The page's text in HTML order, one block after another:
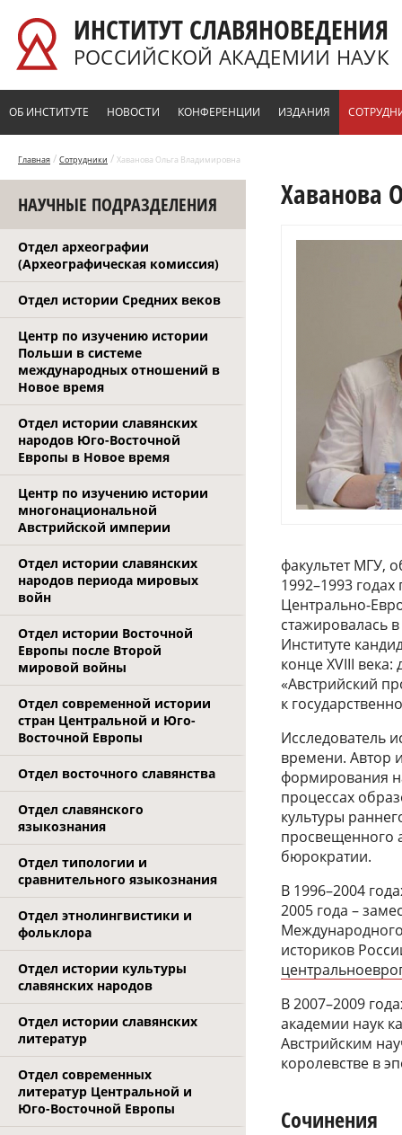
ИНСТИТУТ СЛАВЯНОВЕДЕНИЯ
РОССИЙСКОЙ АКАДЕМИИ НАУК
ОБ ИНСТИТУТЕ НОВОСТИ КОНФЕРЕНЦИИ ИЗДАНИЯ
Главная / Сотрудники / Хаванова Ольга Владимировна
НАУЧНЫЕ ПОДРАЗДЕЛЕНИЯ
Отдел археографии
(Археографическая комиссия)
Отдел истории Средних веков
Центр по изучению истории
Польши в системе
международных отношений в
Новое время
Отдел истории славянских
народов Юго-Восточной
Европы в Новое время
Центр по изучению истории
многонациональной
Австрийской империи
Отдел истории славянских
народов периода мировых
войн
Отдел истории Восточной
Европы после Второй
мировой войны
Отдел современной истории
стран Центральной и Юго-
Восточной Европы
Отдел восточного славянства
Отдел славянского
языкознания
Отдел типологии и
сравнительного языкознания
Отдел этнолингвистики и
фольклора
Отдел истории культуры
славянских народов
Отдел истории славянских
литератур
Отдел современных
литератур Центральной и
Юго-Восточной Европы
Хаванова
факультет МГУ,
1992–1993
Центрально-
стажировалась
Институте
конце XVIII
«Австрийский
к
Исследователь
времени. Автор
формирования
процессах
культуры
просвещенного
бюрократии.
В 1996–2004
2005 года –
историков
В 2007–2009
академии наук
Австрийским
королевстве в
Сочинения